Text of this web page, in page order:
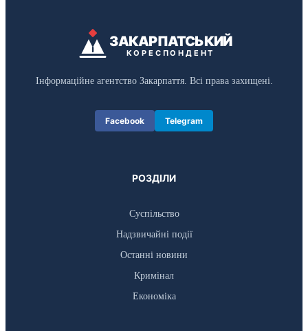
ЗАКАРПАТСЬКИЙ
КОРЕСПОНДЕНТ
Інформаційне агентство Закарпаття. Всі права захищені.
Facebook Telegram
РОЗДІЛИ
Суспільство
Надзвичайні події
Останні новини
Кримінал
Економіка